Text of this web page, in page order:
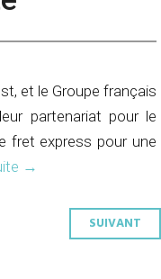
et le Groupe français
partenariat pour le
fret express pour une
→
SUIVANT